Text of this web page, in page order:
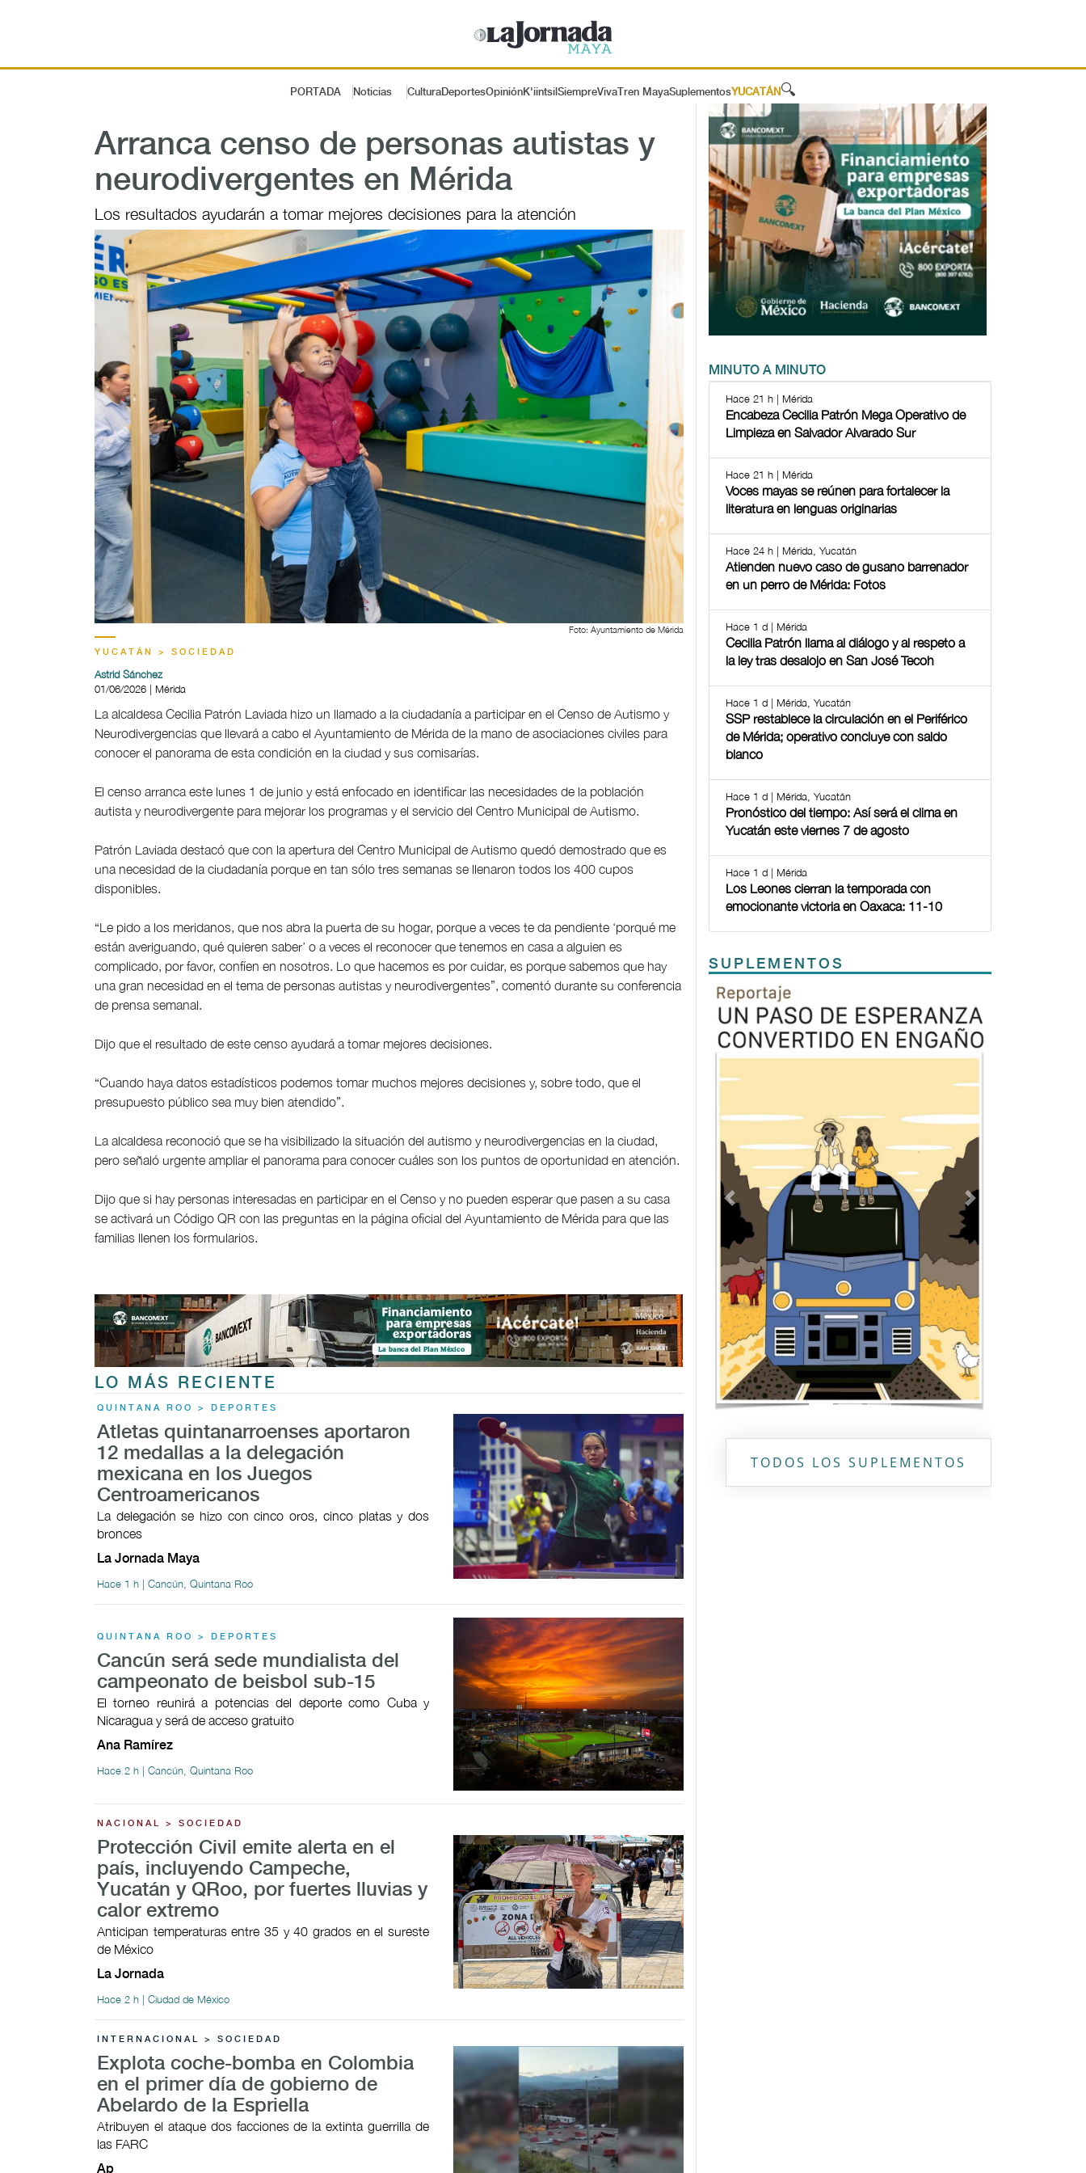
PORTADA Noticias CulturaDeportesOpiniónK'iintsil SiempreViva Tren MayaSuplementosYUCATÁN 🔍
Arranca censo de personas autistas y
neurodivergentes en Mérida
Los resultados ayudarán a tomar mejores decisiones para la atención
Foto: Ayuntamiento de Mérida
YUCATÁN > SOCIEDAD
Astrid Sánchez
01/06/2026 | Mérida
La alcaldesa Cecilia Patrón Laviada hizo un llamado a la ciudadanía a participar en el Censo de Autismo y
Neurodivergencias que llevará a cabo el Ayuntamiento de Mérida de la mano de asociaciones civiles para
conocer el panorama de esta condición en la ciudad y sus comisarías.
El censo arranca este lunes 1 de junio y está enfocado en identificar las necesidades de la población
autista y neurodivergente para mejorar los programas y el servicio del Centro Municipal de Autismo.
Patrón Laviada destacó que con la apertura del Centro Municipal de Autismo quedó demostrado que es
una necesidad de la ciudadanía porque en tan sólo tres semanas se llenaron todos los 400 cupos
disponibles.
“Le pido a los meridanos, que nos abra la puerta de su hogar, porque a veces te da pendiente ‘porqué me
están averiguando, qué quieren saber’ o a veces el reconocer que tenemos en casa a alguien es
complicado, por favor, confíen en nosotros. Lo que hacemos es por cuidar, es porque sabemos que hay
una gran necesidad en el tema de personas autistas y neurodivergentes”, comentó durante su conferencia
de prensa semanal.
Dijo que el resultado de este censo ayudará a tomar mejores decisiones.
“Cuando haya datos estadísticos podemos tomar muchos mejores decisiones y, sobre todo, que el
presupuesto público sea muy bien atendido”.
La alcaldesa reconoció que se ha visibilizado la situación del autismo y neurodivergencias en la ciudad,
pero señaló urgente ampliar el panorama para conocer cuáles son los puntos de oportunidad en atención.
Dijo que si hay personas interesadas en participar en el Censo y no pueden esperar que pasen a su casa
se activará un Código QR con las preguntas en la página oficial del Ayuntamiento de Mérida para que las
familias llenen los formularios.
LO MÁS RECIENTE
QUINTANA ROO > DEPORTES
Atletas quintanarroenses aportaron
12 medallas a la delegación
mexicana en los Juegos
Centroamericanos
La delegación se hizo con cinco oros, cinco platas y dos
bronces
La Jornada Maya
Hace 1 h | Cancún, Quintana Roo
QUINTANA ROO > DEPORTES
Cancún será sede mundialista del
campeonato de beisbol sub-15
El torneo reunirá a potencias del deporte como Cuba y
Nicaragua y será de acceso gratuito
Ana Ramírez
Hace 2 h | Cancún, Quintana Roo
NACIONAL > SOCIEDAD
Protección Civil emite alerta en el
país, incluyendo Campeche,
Yucatán y QRoo, por fuertes lluvias y
calor extremo
Anticipan temperaturas entre 35 y 40 grados en el sureste
de México
La Jornada
Hace 2 h | Ciudad de México
INTERNACIONAL > SOCIEDAD
Explota coche-bomba en Colombia
en el primer día de gobierno de
Abelardo de la Espriella
Atribuyen el ataque dos facciones de la extinta guerrilla de
las FARC
Ap
MINUTO A MINUTO
Hace 21 h | Mérida
Encabeza Cecilia Patrón Mega Operativo de
Limpieza en Salvador Alvarado Sur
Hace 21 h | Mérida
Voces mayas se reúnen para fortalecer la
literatura en lenguas originarias
Hace 24 h | Mérida, Yucatán
Atienden nuevo caso de gusano barrenador
en un perro de Mérida: Fotos
Hace 1 d | Mérida
Cecilia Patrón llama al diálogo y al respeto a
la ley tras desalojo en San José Tecoh
Hace 1 d | Mérida, Yucatán
SSP restablece la circulación en el Periférico
de Mérida; operativo concluye con saldo
blanco
Hace 1 d | Mérida, Yucatán
Pronóstico del tiempo: Así será el clima en
Yucatán este viernes 7 de agosto
Hace 1 d | Mérida
Los Leones cierran la temporada con
emocionante victoria en Oaxaca: 11-10
SUPLEMENTOS
Previous Next
TODOS LOS SUPLEMENTOS